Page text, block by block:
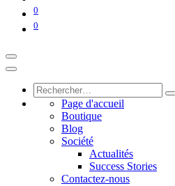
0
0
Page d'accueil
Boutique
Blog
Société
Actualités
Success Stories
Contactez-nous